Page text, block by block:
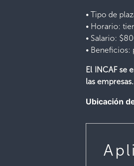
• Tipo de
• Horario:
• Salario:
• Beneficios:
El INCAF se
las empresas.
Ubicación